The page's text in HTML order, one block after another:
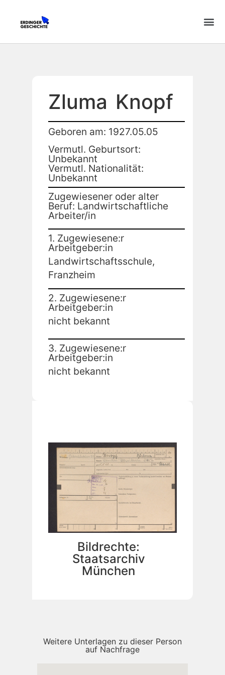
Zluma Knopf
Geboren am: 1927.05.05
Vermutl. Geburtsort:
Unbekannt
Vermutl. Nationalität:
Unbekannt
Zugewiesener oder alter
Beruf: Landwirtschaftliche
Arbeiter/in
1. Zugewiesene:r
Arbeitgeber:in
Landwirtschaftsschule,
Franzheim
2. Zugewiesene:r
Arbeitgeber:in
nicht bekannt
3. Zugewiesene:r
Arbeitgeber:in
nicht bekannt
Bildrechte:
Staatsarchiv
München
Weitere Unterlagen zu dieser Person
auf Nachfrage